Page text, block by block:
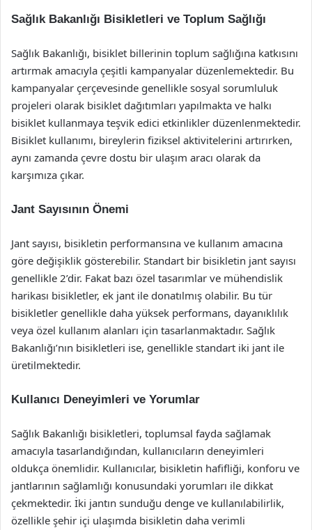
Sağlık Bakanlığı Bisikletleri ve Toplum Sağlığı
Sağlık Bakanlığı, bisiklet billerinin toplum sağlığına katkısını
artırmak amacıyla çeşitli kampanyalar düzenlemektedir. Bu
kampanyalar çerçevesinde genellikle sosyal sorumluluk
projeleri olarak bisiklet dağıtımları yapılmakta ve halkı
bisiklet kullanmaya teşvik edici etkinlikler düzenlenmektedir.
Bisiklet kullanımı, bireylerin fiziksel aktivitelerini artırırken,
aynı zamanda çevre dostu bir ulaşım aracı olarak da
karşımıza çıkar.
Jant Sayısının Önemi
Jant sayısı, bisikletin performansına ve kullanım amacına
göre değişiklik gösterebilir. Standart bir bisikletin jant sayısı
genellikle 2’dir. Fakat bazı özel tasarımlar ve mühendislik
harikası bisikletler, ek jant ile donatılmış olabilir. Bu tür
bisikletler genellikle daha yüksek performans, dayanıklılık
veya özel kullanım alanları için tasarlanmaktadır. Sağlık
Bakanlığı’nın bisikletleri ise, genellikle standart iki jant ile
üretilmektedir.
Kullanıcı Deneyimleri ve Yorumlar
Sağlık Bakanlığı bisikletleri, toplumsal fayda sağlamak
amacıyla tasarlandığından, kullanıcıların deneyimleri
oldukça önemlidir. Kullanıcılar, bisikletin hafifliği, konforu ve
jantlarının sağlamlığı konusundaki yorumları ile dikkat
çekmektedir. İki jantın sunduğu denge ve kullanılabilirlik,
özellikle şehir içi ulaşımda bisikletin daha verimli